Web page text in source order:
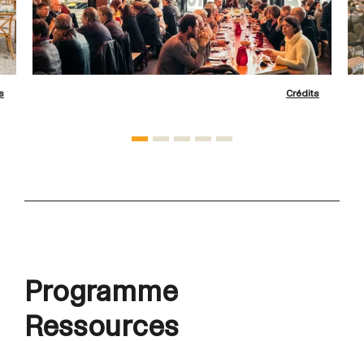
Crédits
Programme
Ressources